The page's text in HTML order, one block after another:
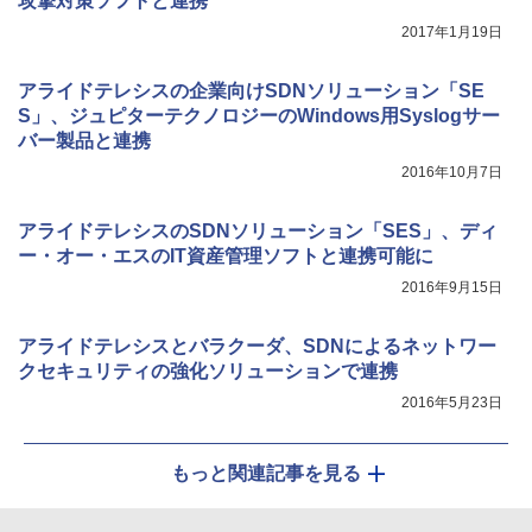
2017年1月19日
アライドテレシスの企業向けSDNソリューション「SE
S」、ジュピターテクノロジーのWindows用Syslogサー
バー製品と連携
2016年10月7日
アライドテレシスのSDNソリューション「SES」、ディ
ー・オー・エスのIT資産管理ソフトと連携可能に
2016年9月15日
アライドテレシスとバラクーダ、SDNによるネットワー
クセキュリティの強化ソリューションで連携
2016年5月23日
もっと関連記事を見る